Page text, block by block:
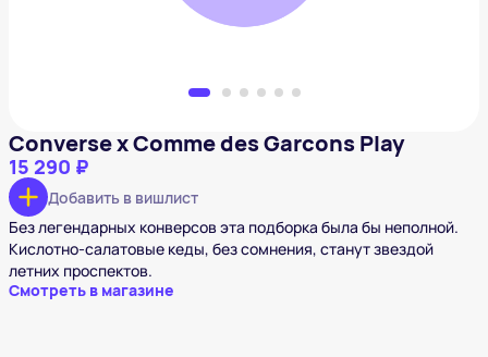
Converse x Comme des Garcons Play
15 290 ₽
Добавить в вишлист
Без легендарных конверсов эта подборка была бы неполной.
Кислотно-салатовые кеды, без сомнения, станут звездой
летних проспектов.
Смотреть в магазине